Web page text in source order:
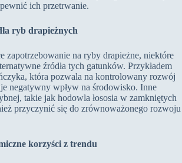
ich przetrwanie.
ryb drapieżnych
zapotrzebowanie na ryby drapieżne, niektóre
źródła tych gatunków. Przykładem
która pozwala na kontrolowany rozwój
negatywny wpływ na środowisko. Inne
takie jak hodowla łososia w zamkniętych
przyczynić się do zrównoważonego rozwoju
korzyści z trendu